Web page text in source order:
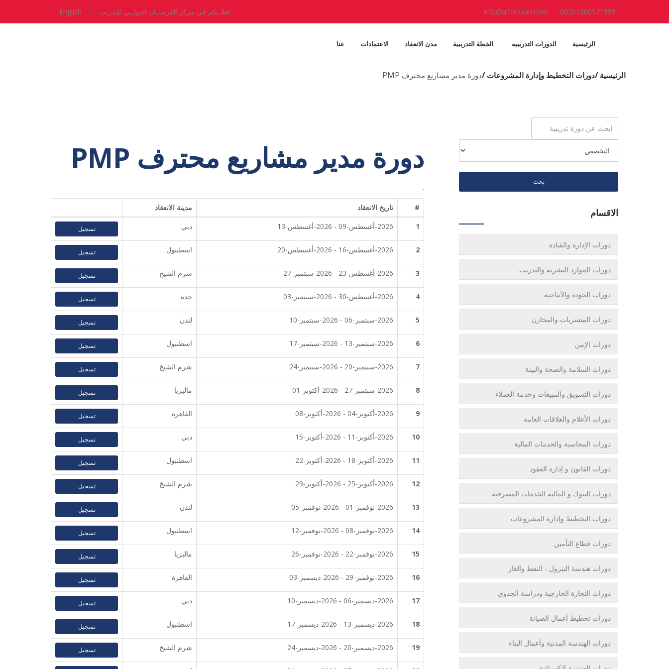
00201200571999
info@alforssan.com اهلا بكم فى مركز الفرســان الدولــي للتدريب |
English
الرئيسية الدورات التدريبيه الخطة التدريبية مدن الانعقاد الاعتمادات عنا
الرئيسية /دورات التخطيط وإدارة المشروعات /دورة مدير مشاريع محترف PMP
بحث
الاقسام
دورات الإدارة والقيادة
دورات الموارد البشرية والتدريب
دورات الجودة والأنتاجية
دورات المشتريات والمخازن
دورات الإمن
دورات السلامة والصحة والبيئة
دورات التسويق والمبيعات وخدمة العملاء
دورات الأعلام والعلاقات العامة
دورات المحاسبة والخدمات المالية
دورات القانون و إدارة العقود
دورات البنوك و المالية الخدمات المصرفية
دورات التخطيط وإدارة المشروعات
دورات قطاع التأمين
دورات هندسة البترول - النفط والغاز
دورات التجارة الخارجية ودراسة الجدوي
دورات تخطيط أعمال الصيانة
دورات الهندسة المدنية وأعمال البناء
دورة مدير مشاريع محترف PMP
.
# تاريخ الانعقاد
مدينة الانعقاد
1
2026-أغسطس-09 - 2026-أغسطس-13 دبي تسجيل
2 2026-أغسطس-16 - 2026-أغسطس-20 اسطنبول تسجيل
3 2026-أغسطس-23 - 2026-سبتمبر-27 شرم الشيخ تسجيل
4 2026-أغسطس-30 - 2026-سبتمبر-03 جده تسجيل
5 2026-سبتمبر-06 - 2026-سبتمبر-10 لندن تسجيل
6 2026-سبتمبر-13 - 2026-سبتمبر-17 اسطنبول تسجيل
7 2026-سبتمبر-20 - 2026-سبتمبر-24 شرم الشيخ تسجيل
8 2026-سبتمبر-27 - 2026-أكتوبر-01 ماليزيا تسجيل
9 2026-أكتوبر-04 - 2026-أكتوبر-08 القاهرة تسجيل
10 2026-أكتوبر-11 - 2026-أكتوبر-15 دبي تسجيل
11 2026-أكتوبر-18 - 2026-أكتوبر-22 اسطنبول تسجيل
12 2026-أكتوبر-25 - 2026-أكتوبر-29 شرم الشيخ تسجيل
13 2026-نوفمبر-01 - 2026-نوفمبر-05 لندن تسجيل
14 2026-نوفمبر-08 - 2026-نوفمبر-12 اسطنبول تسجيل
15 2026-نوفمبر-22 - 2026-نوفمبر-26 ماليزيا تسجيل
16 2026-نوفمبر-29 - 2026-ديسمبر-03 القاهرة تسجيل
17 2026-ديسمبر-06 - 2026-ديسمبر-10 دبي تسجيل
18 2026-ديسمبر-13 - 2026-ديسمبر-17 اسطنبول تسجيل
19 2026-ديسمبر-20 - 2026-ديسمبر-24 شرم الشيخ تسجيل